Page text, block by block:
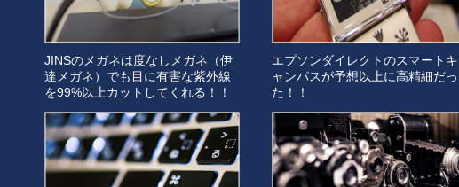
JINSのメガネは度なしメガネ（伊
達メガネ）でも目に有害な紫外線
を99%以上カットしてくれる！！
エプソンダイレクトのスマートキ
ャンパスが予想以上に高精細だっ
た！！